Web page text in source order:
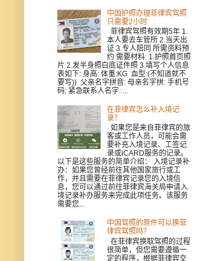
中国护照办理菲律宾驾照
只需要2小时
菲律宾驾照有效期5年 1.
本人要去车管所 2.当天出
证 3.专人陪同 所需资料预
约 需要材料: 1.护照首页照
片 2.发半身照白底证件照 3.填写个人信息
表如下: 身高: 体重:KG 血型:(不知道就不
要写)) 父亲名字拼音: 母亲名字拼: 手机号
码: 紧急联系人名字: ...
在菲律宾怎么补入境记
录？
如果您是来自菲律宾的旅
客或工作人员，可能会需
要补充入境记录、工签记
录或iCARD服务的记录。
以下是这些服务的简单介绍： 入境记录补
办：如果您曾经前往其他国家旅行或工
作，并且需要在菲律宾记录您的入境信
息，您可以通过前往菲律宾海关局申请入
境记录补办服务来完成此项任务。该服务
需要您...
中国驾照的原件可以换菲
律宾驾照吗？
在菲律宾换取驾照的过程
很简单，但您需要遵循一
定的程序，根据菲律宾交